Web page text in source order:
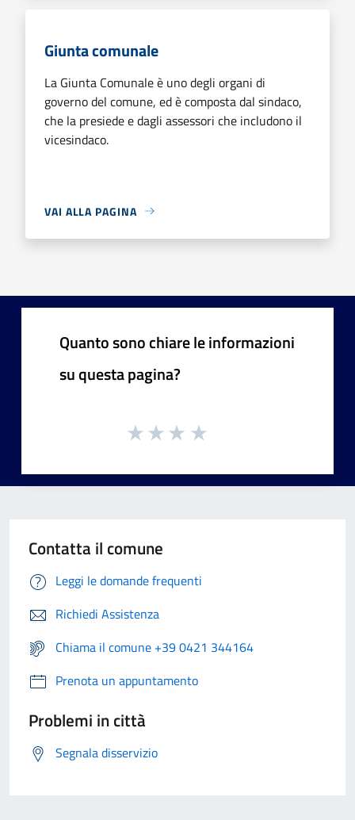
Giunta comunale
La Giunta Comunale è uno degli organi di
governo del comune, ed è composta dal sindaco,
che la presiede e dagli assessori che includono il
vicesindaco.
VAI ALLA PAGINA
Quanto sono chiare le informazioni
su questa pagina?
Contatta il comune
Leggi le domande frequenti
Richiedi Assistenza
Chiama il comune +39 0421 344164
Prenota un appuntamento
Problemi in città
Segnala disservizio